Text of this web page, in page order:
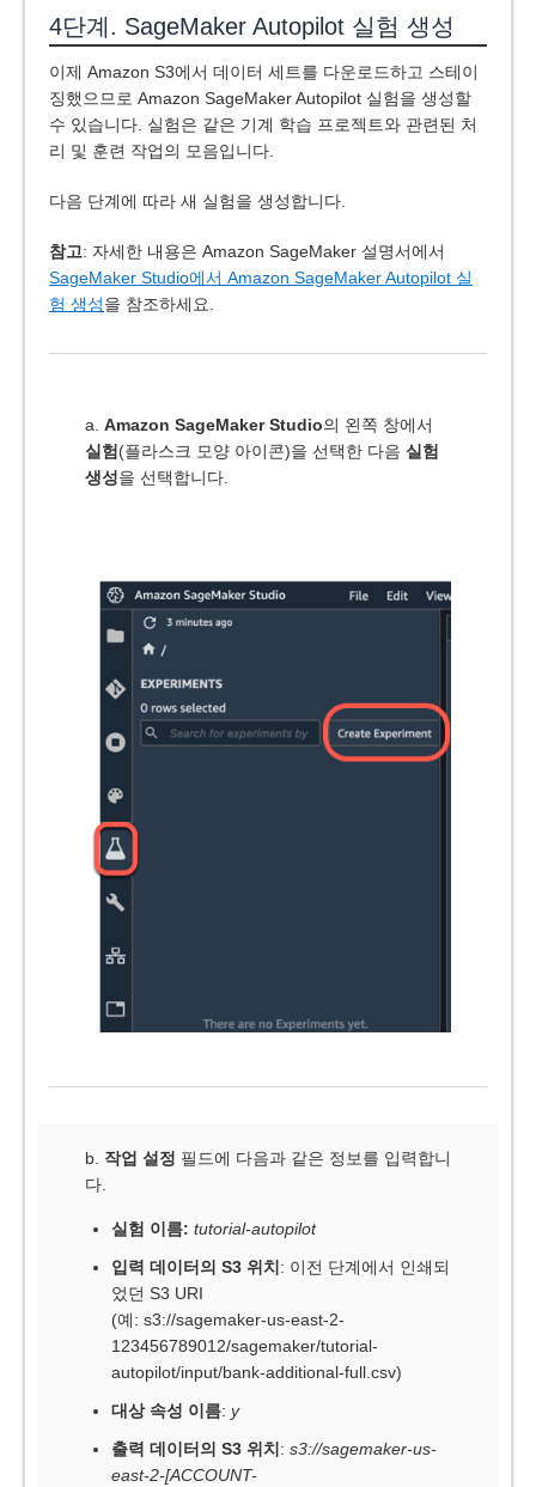
4단계. SageMaker Autopilot 실험 생성
이제 Amazon S3에서 데이터 세트를 다운로드하고 스테이
징했으므로 Amazon SageMaker Autopilot 실험을 생성할
수 있습니다. 실험은 같은 기계 학습 프로젝트와 관련된 처
리 및 훈련 작업의 모음입니다.
다음 단계에 따라 새 실험을 생성합니다.
참고: 자세한 내용은 Amazon SageMaker 설명서에서
SageMaker Studio에서 Amazon SageMaker Autopilot 실
험 생성을 참조하세요.
a. Amazon SageMaker Studio의 왼쪽 창에서
실험(플라스크 모양 아이콘)을 선택한 다음 실험
생성을 선택합니다.
b. 작업 설정 필드에 다음과 같은 정보를 입력합니
다.
실험 이름: tutorial-autopilot
입력 데이터의 S3 위치 : 이전 단계에서 인쇄되
었던 S3 URI
(예: s3://sagemaker-us-east-2-
123456789012/sagemaker/tutorial-
autopilot/input/bank-additional-full.csv)
대상 속성 이름: y
출력 데이터의 S3 위치 : s3://sagemaker-us-
east-2-[ACCOUNT-